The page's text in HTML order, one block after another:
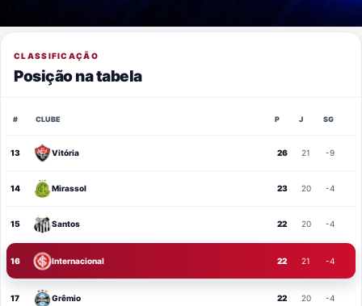
CLASSIFICAÇÃO
Posição na tabela
# CLUBE P J SG
13 Vitória 26 21 -9
14 Mirassol 23 20 -4
15 Santos 22 20 -4
16 Internacional 22 21 -4
17 Grêmio 22 20 -4